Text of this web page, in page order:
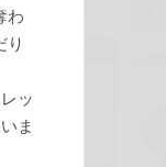
わ
り
ッ
ま